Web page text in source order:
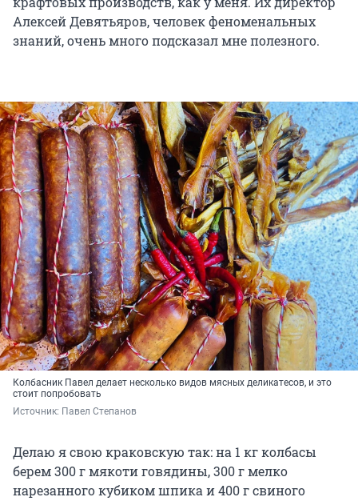
Алексей Девятьяров, человек феноменальных
знаний, очень много подсказал мне полезного.
Колбасник Павел делает несколько видов мясных деликатесов, и это
стоит попробовать
Источник: Павел Степанов
Делаю я свою краковскую так: на 1 кг колбасы
берем 300 г мякоти говядины, 300 г мелко
нарезанного кубиком шпика и 400 г свиного